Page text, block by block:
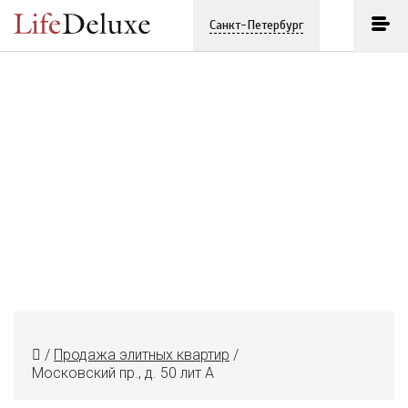
Санкт-Петербург
/ Продажа элитных квартир /
Московский пр., д. 50 лит А